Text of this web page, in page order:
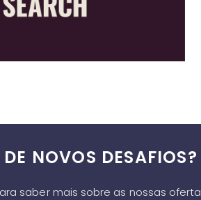
NOVOS DESAFIOS?
saber mais sobre as nossas